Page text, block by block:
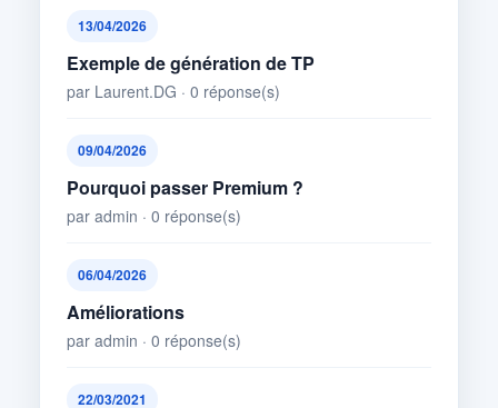
13/04/2026
Exemple de génération de TP
par Laurent.DG · 0 réponse(s)
09/04/2026
Pourquoi passer Premium ?
par admin · 0 réponse(s)
06/04/2026
Améliorations
par admin · 0 réponse(s)
22/03/2021